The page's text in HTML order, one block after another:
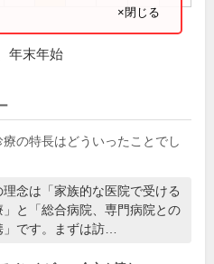
×閉じる
年末年始
療の特長はどういったことでし
理念は「家族的な医院で受ける
」と「総合病院、専門病院との
」です。まずは訪…